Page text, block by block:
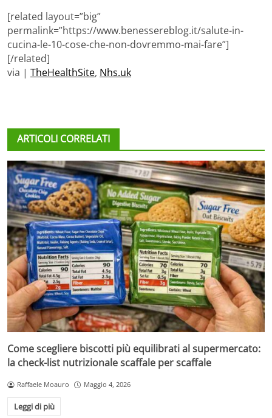
[related layout=”big”
permalink=”https://www.benessereblog.it/salute-in-
cucina-le-10-cose-che-non-dovremmo-mai-fare”]
[/related]
via | TheHealthSite, Nhs.uk
ARTICOLI CORRELATI
Come scegliere biscotti più equilibrati al supermercato:
la check-list nutrizionale scaffale per scaffale
Raffaele Moauro Maggio 4, 2026
Leggi di più